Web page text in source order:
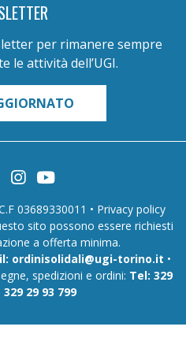
per rimanere sempre
le attività dell’UGI.
03689330011 • Privacy policy
sito possono essere richiesti
a offerta minima.
ordinisolidali@ugi-torino.it •
spedizioni e ordini: Tel: 329
329 29 93 799